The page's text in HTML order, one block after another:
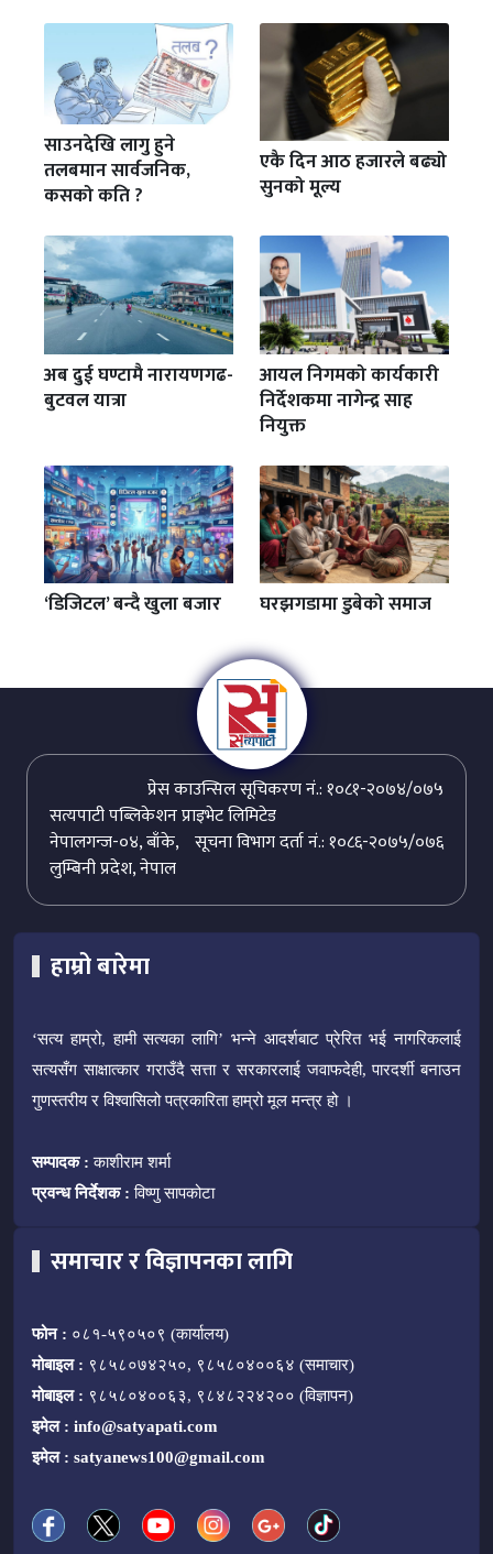
साउनदेखि लागु हुने
तलबमान सार्वजनिक,
कसको कति ?
एकै दिन आठ हजारले बढ्यो
सुनको मूल्य
अब दुई घण्टामै नारायणगढ-
बुटवल यात्रा
आयल निगमको कार्यकारी
निर्देशकमा नागेन्द्र साह
नियुक्त
‘डिजिटल’ बन्दै खुला बजार घरझगडामा डुबेको समाज
प्रेस काउन्सिल सूचिकरण नं.: १०८१-२०७४/०७५
सत्यपाटी पब्लिकेशन प्राइभेट लिमिटेड
सूचना विभाग दर्ता नं.: १०८६-२०७५/०७६
नेपालगन्ज-०४, बाँके,
लुम्बिनी प्रदेश, नेपाल
हाम्रो बारेमा
‘सत्य हाम्रो, हामी सत्यका लागि’ भन्ने आदर्शबाट प्रेरित भई नागरिकलाई
सत्यसँग साक्षात्कार गराउँदै सत्ता र सरकारलाई जवाफदेही, पारदर्शी बनाउन
गुणस्तरीय र विश्वासिलो पत्रकारिता हाम्रो मूल मन्त्र हो ।
सम्पादक : काशीराम शर्मा
प्रवन्ध निर्देशक : विष्णु सापकोटा
समाचार र विज्ञापनका लागि
फोन : ०८१-५९०५०९ (कार्यालय)
मोबाइल : ९८५८०७४२५०, ९८५८०४००६४ (समाचार)
मोबाइल : ९८५८०४००६३, ९८४८२२४२०० (विज्ञापन)
इमेल : info@satyapati.com
इमेल : satyanews100@gmail.com